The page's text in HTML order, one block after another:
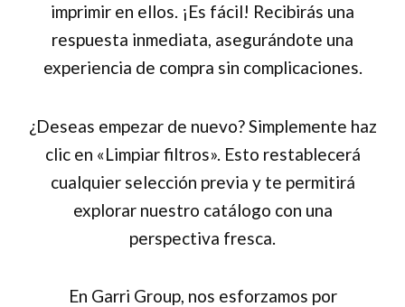
imprimir en ellos. ¡Es fácil! Recibirás una
respuesta inmediata, asegurándote una
experiencia de compra sin complicaciones.
¿Deseas empezar de nuevo? Simplemente haz
clic en «Limpiar filtros». Esto restablecerá
cualquier selección previa y te permitirá
explorar nuestro catálogo con una
perspectiva fresca.
En Garri Group, nos esforzamos por